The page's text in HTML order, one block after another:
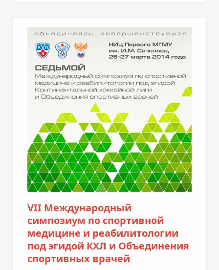
VII Международный
симпозиум по спортивной
медицине и реабилитологии
под эгидой КХЛ и Объединения
спортивных врачей